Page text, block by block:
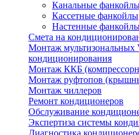
Канальные
Кассетные фанкойлы
Настенные
Смета на
Монтаж мультизональных
кондиционирования
Монтаж ККБ
Монтаж руфтопов
Монтаж чиллеров
Ремонт кондиционеров
Обслуживание
Экспертиза системы
Диагностика